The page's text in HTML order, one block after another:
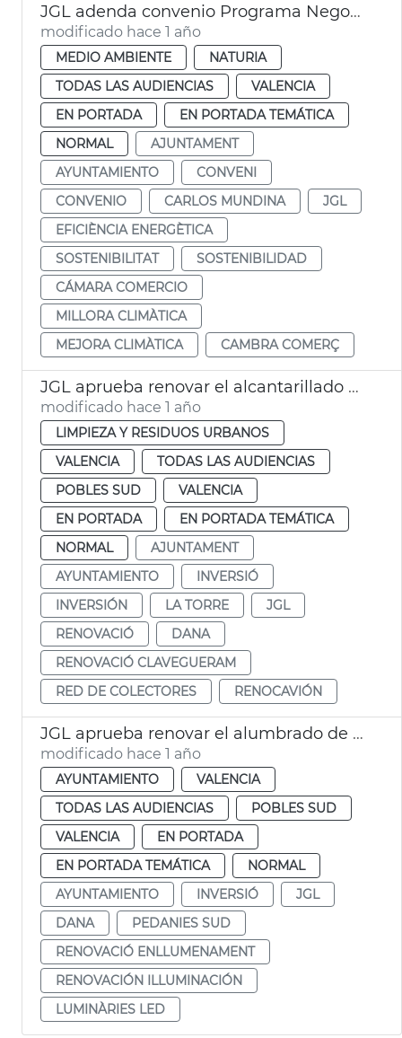
JGL adenda convenio Programa Negocio Local Sostenible
modificado hace 1 año
MEDIO AMBIENTE
NATURIA
TODAS LAS AUDIENCIAS
VALENCIA
EN PORTADA
EN PORTADA TEMÁTICA
NORMAL
AJUNTAMENT
AYUNTAMIENTO
CONVENI
CONVENIO
CARLOS MUNDINA
JGL
EFICIÈNCIA ENERGÈTICA
SOSTENIBILITAT
SOSTENIBILIDAD
CÁMARA COMERCIO
MILLORA CLIMÀTICA
MEJORA CLIMÀTICA
CAMBRA COMERÇ
JGL aprueba renovar el alcantarillado de La Torre
modificado hace 1 año
LIMPIEZA Y RESIDUOS URBANOS
VALENCIA
TODAS LAS AUDIENCIAS
POBLES SUD
VALENCIA
EN PORTADA
EN PORTADA TEMÁTICA
NORMAL
AJUNTAMENT
AYUNTAMIENTO
INVERSIÓ
INVERSIÓN
LA TORRE
JGL
RENOVACIÓ
DANA
RENOVACIÓ CLAVEGUERAM
RED DE COLECTORES
RENOCAVIÓN
JGL aprueba renovar el alumbrado de pedanías afectadas dana
modificado hace 1 año
AYUNTAMIENTO
VALENCIA
TODAS LAS AUDIENCIAS
POBLES SUD
VALENCIA
EN PORTADA
EN PORTADA TEMÁTICA
NORMAL
AYUNTAMIENTO
INVERSIÓ
JGL
DANA
PEDANIES SUD
RENOVACIÓ ENLLUMENAMENT
RENOVACIÓN ILLUMINACIÓN
LUMINÀRIES LED